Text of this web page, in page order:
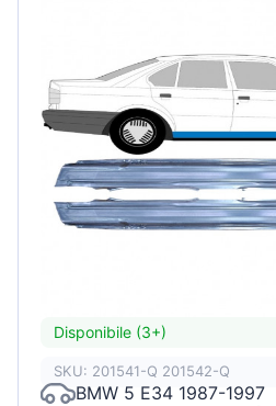
Disponibile (3+)
SKU: 201541-Q 201542-Q
BMW 5 E34 1987-1997